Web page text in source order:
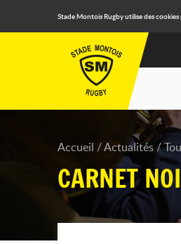
Stade Montois Rugby utilise des
Accueil Actualités
CARNET